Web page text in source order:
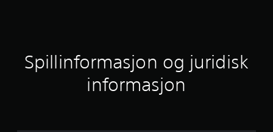
t
Spillinformasjon og juridisk
informasjon